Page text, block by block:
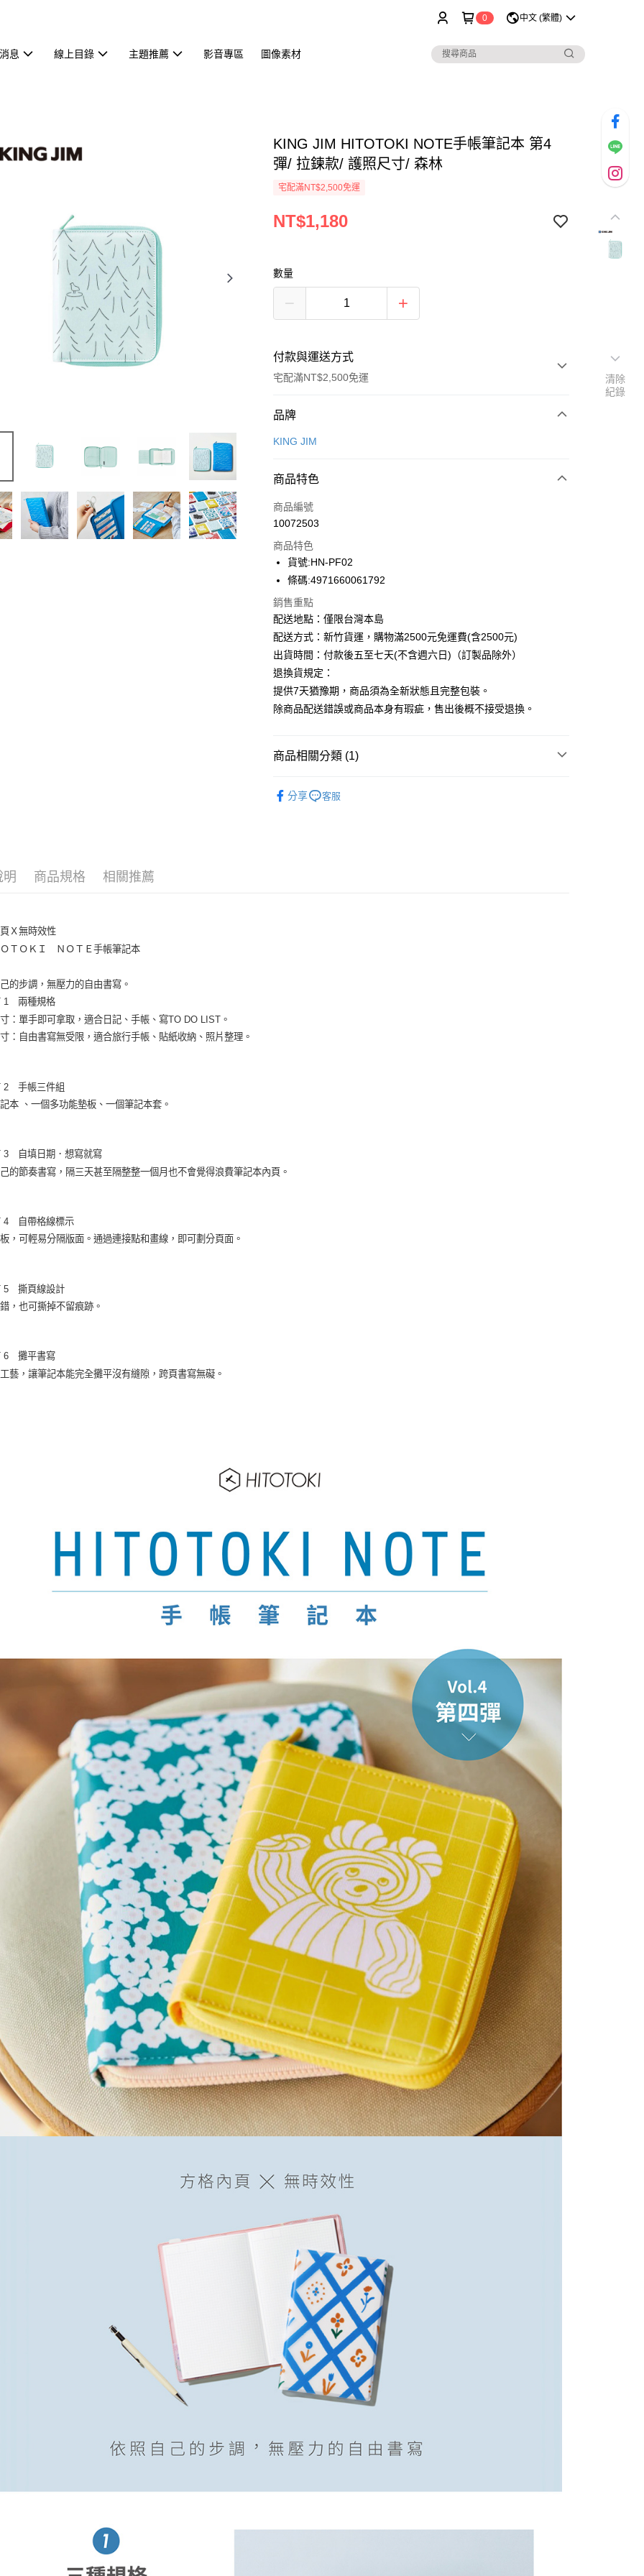
0 中文 (繁體)
息 線上目錄 主題推薦 影音專區 圖像素材
KING JIM HITOTOKI NOTE手帳筆記本 第4
彈/ 拉鍊款/ 護照尺寸/ 森林
宅配滿NT$2,500免運
NT$1,180
數量
付款與運送方式
宅配滿NT$2,500免運
付款方式
信用卡一次付款
悠遊付
ATM付款
下單前請先詢問庫存
每筆NT$130，滿NT$2,500(含以上)免運費
品牌
KING JIM
商品特色
商品編號
10072503
商品特色
貨號:HN-PF02
條碼:4971660061792
銷售重點
配送地點：僅限台灣本島
配送方式：新竹貨運，購物滿2500元免運費(含2500元)
出貨時間：付款後五至七天(不含週六日)（訂製品除外）
退換貨規定：
提供7天猶豫期，商品須為全新狀態且完整包裝。
除商品配送錯誤或商品本身有瑕疵，售出後概不接受退換。
商品相關分類 (1)
分享
客服
明 商品規格 相關推薦
Ｘ無時效性
ＯＴＯＫＩ ＮＯＴＥ手帳筆記本
的步調，無壓力的自由書寫。
1 兩種規格
：單手即可拿取，適合日記、手帳、寫TO DO LIST。
：自由書寫無受限，適合旅行手帳、貼紙收納、照片整理。
2 手帳三件組
本 、一個多功能墊板、一個筆記本套。
3 自填日期．想寫就寫
的節奏書寫，隔三天甚至隔整整一個月也不會覺得浪費筆記本內頁。
4 自帶格線標示
，可輕易分隔版面。通過連接點和畫線，即可劃分頁面。
5 撕頁線設計
，也可撕掉不留痕跡。
6 攤平書寫
藝，讓筆記本能完全攤平沒有縫隙，跨頁書寫無礙。
清除
紀錄